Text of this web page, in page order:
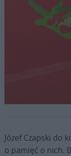
Józef Czapski do
o pamięć o nich.